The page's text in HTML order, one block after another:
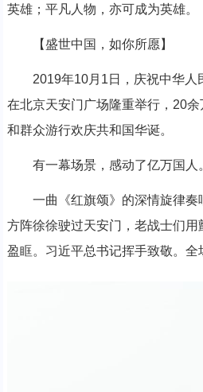
英雄；平凡人物，亦可成为英雄。
【盛世中国，如你所愿】
2019年10月1日，庆祝中华人
在北京天安门广场隆重举行，20
和群众游行欢庆共和国华诞。
有一幕场景，感动了亿万国人
一曲《红旗颂》的深情旋律奏
方阵徐徐驶过天安门，老战士们用
盈眶。习近平总书记挥手致敬。全